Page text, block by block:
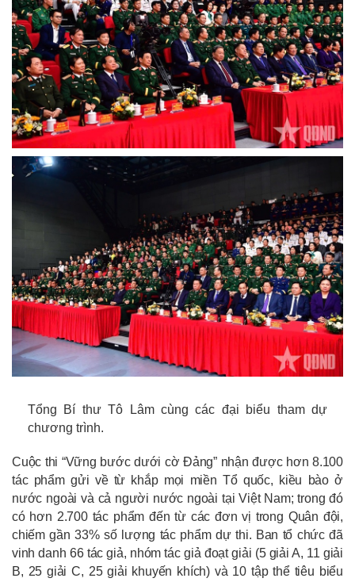
Tổng Bí thư Tô Lâm cùng các đại biểu tham dự
chương trình.
Cuộc thi “Vững bước dưới cờ Đảng” nhận được hơn 8.100
tác phẩm gửi về từ khắp mọi miền Tổ quốc, kiều bào ở
nước ngoài và cả người nước ngoài tại Việt Nam; trong đó
có hơn 2.700 tác phẩm đến từ các đơn vị trong Quân đội,
chiếm gần 33% số lượng tác phẩm dự thi. Ban tổ chức đã
vinh danh 66 tác giả, nhóm tác giả đoạt giải (5 giải A, 11 giải
B, 25 giải C, 25 giải khuyến khích) và 10 tập thể tiêu biểu